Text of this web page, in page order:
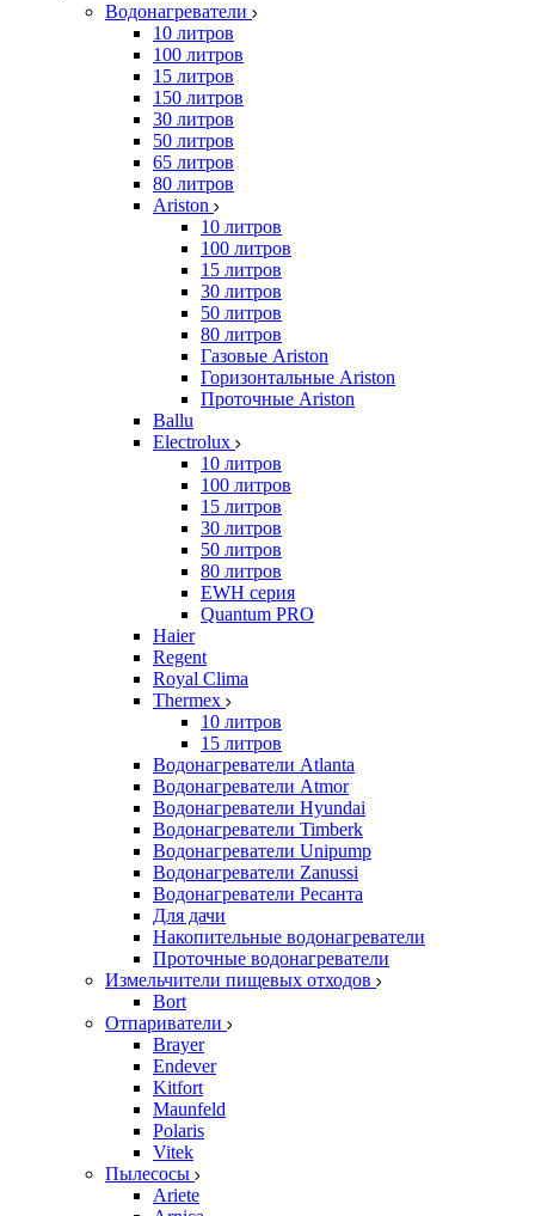
Водонагреватели
10 литров
100 литров
15 литров
150 литров
30 литров
50 литров
65 литров
80 литров
Ariston
10 литров
100 литров
15 литров
30 литров
50 литров
80 литров
Газовые Ariston
Горизонтальные Ariston
Проточные Ariston
Ballu
Electrolux
10 литров
100 литров
15 литров
30 литров
50 литров
80 литров
EWH серия
Quantum PRO
Haier
Regent
Royal Clima
Thermex
10 литров
15 литров
Водонагреватели Atlanta
Водонагреватели Atmor
Водонагреватели Hyundai
Водонагреватели Timberk
Водонагреватели Unipump
Водонагреватели Zanussi
Водонагреватели Ресанта
Для дачи
Накопительные водонагреватели
Проточные водонагреватели
Измельчители пищевых отходов
Bort
Отпариватели
Brayer
Endever
Kitfort
Maunfeld
Polaris
Vitek
Пылесосы
Ariete